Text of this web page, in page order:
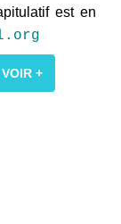
est en
+